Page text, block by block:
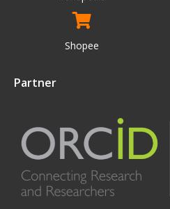
Shopee
Partner